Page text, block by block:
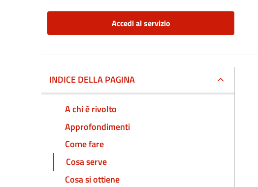
Accedi al servizio
INDICE DELLA PAGINA
A chi è rivolto
Approfondimenti
Come fare
Cosa serve
Cosa si ottiene